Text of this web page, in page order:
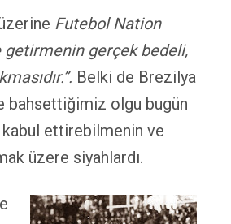
Futebol Nation
getirmenin gerçek bedeli,
Belki de Brezilya
bahsettiğimiz olgu bugün
ettirebilmenin ve
üzere siyahlardı.